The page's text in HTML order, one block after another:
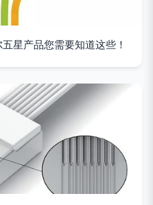
星产品您需要知道这些！